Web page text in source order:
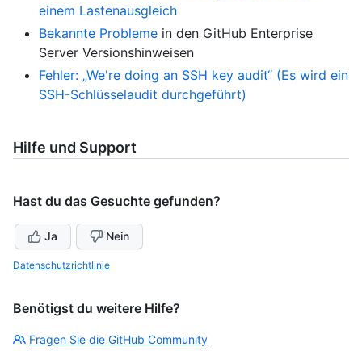
einem Lastenausgleich
Bekannte Probleme in den GitHub Enterprise
Server Versionshinweisen
Fehler: „We're doing an SSH key audit“ (Es wird ein
SSH-Schlüsselaudit durchgeführt)
Hilfe und Support
Hast du das Gesuchte gefunden?
Ja Nein
Datenschutzrichtlinie
Benötigst du weitere Hilfe?
Fragen Sie die GitHub Community